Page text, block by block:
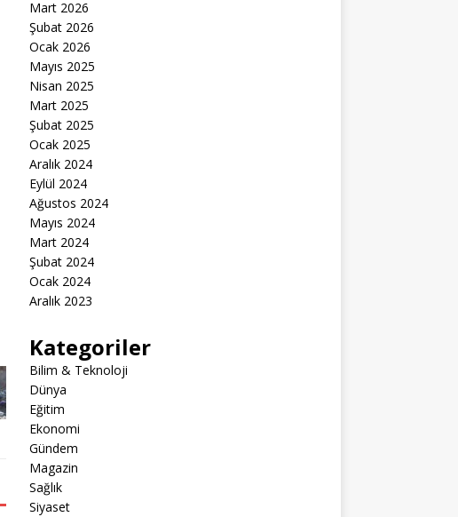
Mart 2026
Şubat 2026
Ocak 2026
Mayıs 2025
Nisan 2025
Mart 2025
Şubat 2025
Ocak 2025
Aralık 2024
Eylül 2024
Ağustos 2024
Mayıs 2024
Mart 2024
Şubat 2024
Ocak 2024
Aralık 2023
Kategoriler
Bilim & Teknoloji
Dünya
Eğitim
Ekonomi
Gündem
Magazin
Sağlık
Siyaset